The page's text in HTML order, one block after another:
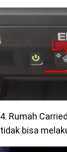
4. Rumah
tidak bisa